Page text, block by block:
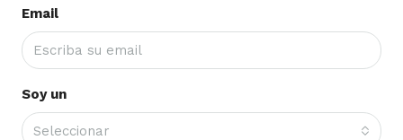
Email
Soy un
Seleccionar